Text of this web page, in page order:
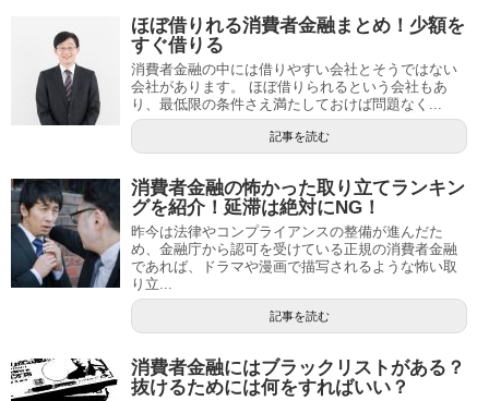
ほぼ借りれる消費者金融まとめ！少額を
すぐ借りる
消費者金融の中には借りやすい会社とそうではない
会社があります。 ほぼ借りられるという会社もあ
り、最低限の条件さえ満たしておけば問題なく...
記事を読む
消費者金融の怖かった取り立てランキン
グを紹介！延滞は絶対にNG！
昨今は法律やコンプライアンスの整備が進んだた
め、金融庁から認可を受けている正規の消費者金融
であれば、ドラマや漫画で描写されるような怖い取
り立...
記事を読む
消費者金融にはブラックリストがある？
抜けるためには何をすればいい？